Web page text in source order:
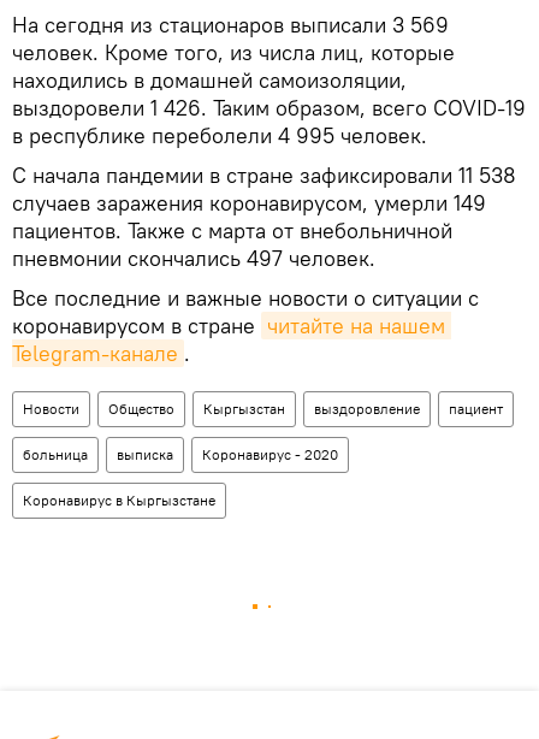
На сегодня из стационаров выписали 3 569
человек. Кроме того, из числа лиц, которые
находились в домашней самоизоляции,
выздоровели 1 426. Таким образом, всего COVID-19
в республике переболели 4 995 человек.
С начала пандемии в стране зафиксировали 11 538
случаев заражения коронавирусом, умерли 149
пациентов. Также с марта от внебольничной
пневмонии скончались 497 человек.
Все последние и важные новости о ситуации с
коронавирусом в стране читайте на нашем
Telegram-канале .
Новости Общество Кыргызстан выздоровление пациент
больница выписка Коронавирус - 2020
Коронавирус в Кыргызстане